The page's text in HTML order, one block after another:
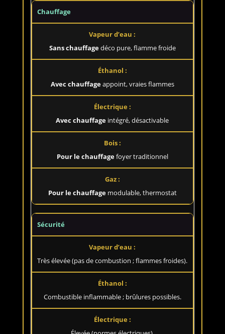
Chauffage
Sans chauffagedéco pure, flamme froide
Avec chauffageappoint, vraies flammes
Avec chauffage intégré, désactivable
Pour le chauffagefoyer traditionnel
Pour le chauffagemodulable, thermostat
Sécurité
Très élevée (pas de combustion ; flammes froides).
Combustible inflammable ; brûlures possibles.